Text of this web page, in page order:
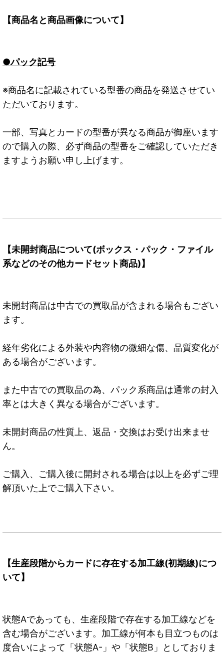
【商品名と商品画像について】
●パック記号
※商品名に記載されている型番の商品を発送させてい
ただいております。
一部、写真とカードの型番が異なる商品が御座います
ので購入の際、必ず商品の型番をご確認していただき
ますようお願い申し上げます。
【未開封商品について(ボックス・パック・ファイル
系などのその他カードセット商品)】
未開封商品は中古での買取品が含まれる場合もござい
ます。
経年劣化による外装や内容物の微細な傷、品質変化が
ある場合がございます。
また中古での買取品の為、パック系商品は通常の封入
率とは大きく異なる場合がございます。
未開封商品の性質上、返品・交換はお受け出来ませ
ん。
ご購入、ご購入後に開封される場合は以上を必ずご理
解頂いた上でご購入下さい。
【生産段階からカードに存在する加工線(初期線)につ
いて】
状態Aであっても、生産段階で存在する加工線などを
含む場合がございます。加工線が何本も目立つものは
度合いによって「状態A-」や「状態B」としておりま